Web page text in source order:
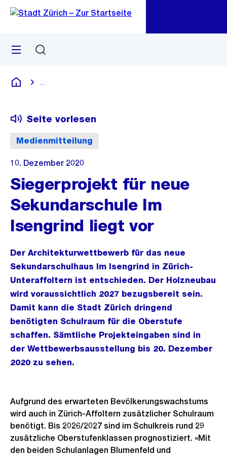
Navigation
Sprunglink
Menü
Deutsch
Medienmitteilung
Seite vorlesen
10. Dezember 2020
Siegerprojekt für neue
Sekundarschule Im
Isengrind liegt vor
Der Architekturwettbewerb für das neue
Sekundarschulhaus Im Isengrind in Zürich-
Unteraffoltern ist entschieden. Der Holzneubau
wird voraussichtlich 2027 bezugsbereit sein.
Damit kann die Stadt Zürich dringend
benötigten Schulraum für die Oberstufe
schaffen. Sämtliche Projekteingaben sind in
der Wettbewerbsausstellung bis 20. Dezember
2020 zu sehen.
Aufgrund des erwarteten Bevölkerungswachstums
wird auch in Zürich-Affoltern zusätzlicher Schulraum
benötigt. Bis 2026/2027 sind im Schulkreis rund 29
zusätzliche Oberstufenklassen prognostiziert. «Mit
den beiden Schulanlagen Blumenfeld und